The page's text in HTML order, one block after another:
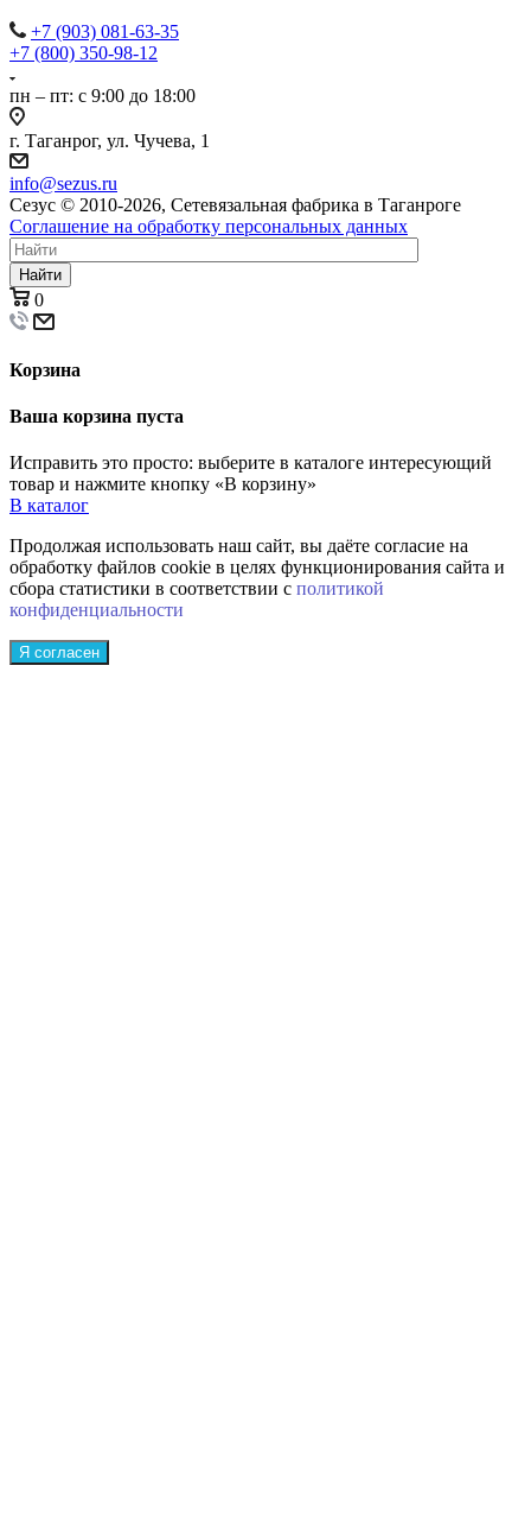
+7 (903) 081-63-35
+7 (800) 350-98-12
пн – пт: с 9:00 до 18:00
г. Таганрог, ул. Чучева, 1
info@sezus.ru
Сезус © 2010-2026, Сетевязальная фабрика в Таганроге
Соглашение на обработку персональных данных
Найти
0
Корзина
Ваша корзина пуста
Исправить это просто: выберите в каталоге интересующий
товар и нажмите кнопку «В корзину»
В каталог
Продолжая использовать наш сайт, вы даёте согласие на
обработку файлов cookie в целях функционирования сайта и
сбора статистики в соответствии с политикой
конфиденциальности
Я согласен